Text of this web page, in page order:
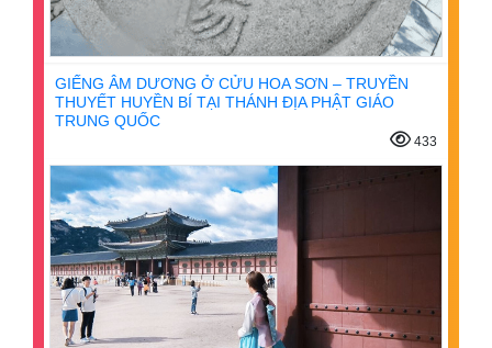
GIẾNG ÂM DƯƠNG Ở CỬU HOA SƠN – TRUYỀN
THUYẾT HUYỀN BÍ TẠI THÁNH ĐỊA PHẬT GIÁO
TRUNG QUỐC
433